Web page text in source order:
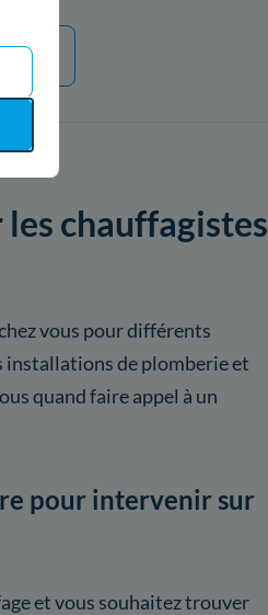
chauffagistes
vous pour différents
installations de plomberie et
quand faire appel à un
pour intervenir sur
et vous souhaitez trouver